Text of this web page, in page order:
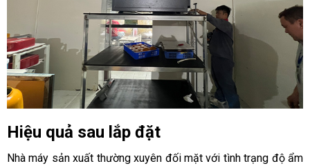
Hiệu quả sau lắp đặt
Nhà máy sản xuất thường xuyên đối mặt với tình trạng độ ẩm